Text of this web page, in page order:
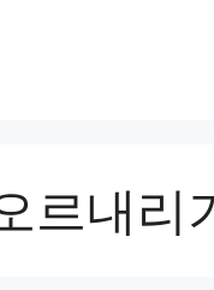
르내리